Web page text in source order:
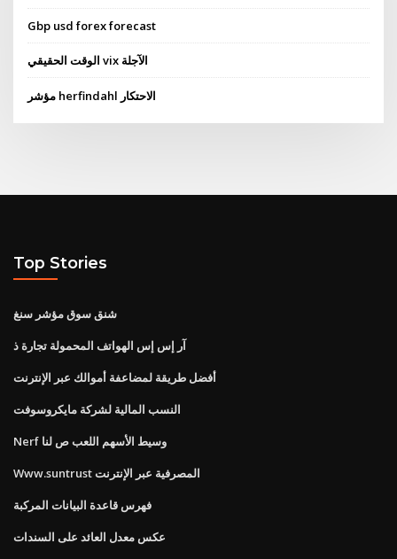
Gbp usd forex forecast
الوقت الحقيقي vix الآجلة
مؤشر herfindahl الاحتكار
Top Stories
شنق سوق مؤشر سنغ
آر إس إس الهواتف المحمولة تجارة ذ
أفضل طريقة لمضاعفة أموالك عبر الإنترنت
النسب المالية لشركة مايكروسوفت
Nerf وسيط الأسهم اللعب ص لنا
Www.suntrust المصرفية عبر الإنترنت
فهرس قاعدة البيانات المركبة
عكس معدل العائد على السندات